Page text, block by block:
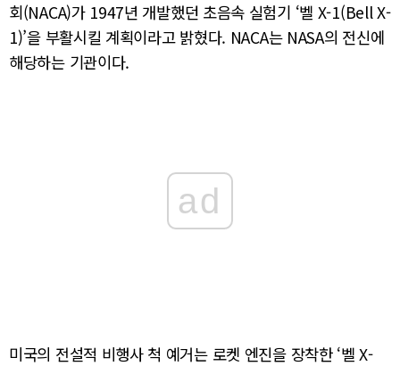
회(NACA)가 1947년 개발했던 초음속 실험기 ‘벨 X-1(Bell X-
1)’을 부활시킬 계획이라고 밝혔다. NACA는 NASA의 전신에
해당하는 기관이다.
ad
미국의 전설적 비행사 척 예거는 로켓 엔진을 장착한 ‘벨 X-